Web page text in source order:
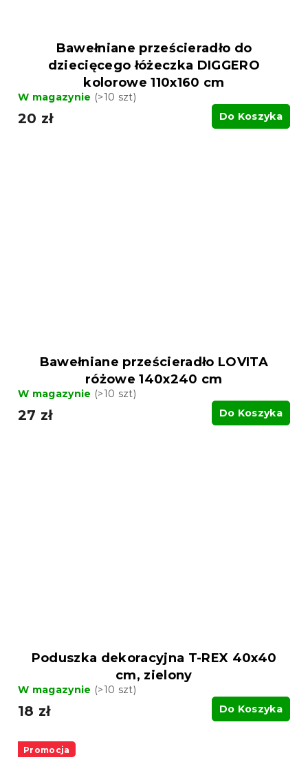
Bawełniane prześcieradło do
dziecięcego łóżeczka DIGGERO
kolorowe 110x160 cm
W magazynie (>10 szt)
20 zł Do Koszyka
Bawełniane prześcieradło LOVITA
różowe 140x240 cm
W magazynie (>10 szt)
27 zł Do Koszyka
Poduszka dekoracyjna T-REX 40x40
cm, zielony
W magazynie (>10 szt)
18 zł Do Koszyka
Promocja